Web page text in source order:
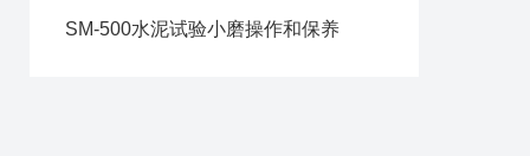
SM-500水泥试验小磨操作和保养